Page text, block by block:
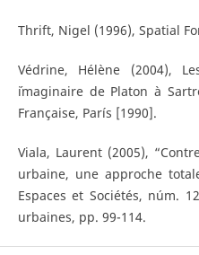
Thrift, Nigel (1996), Spatial
Védrine, Hélène (2004),
´imaginaire de Platon à
Française, París [1990].
Viala, Laurent (2005),
urbaine, une approche
Espaces et Sociétés, núm.
urbaines, pp. 99-114.